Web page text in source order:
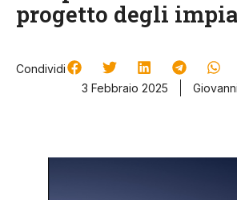
progetto degli
Condividi
3 Febbraio 2025